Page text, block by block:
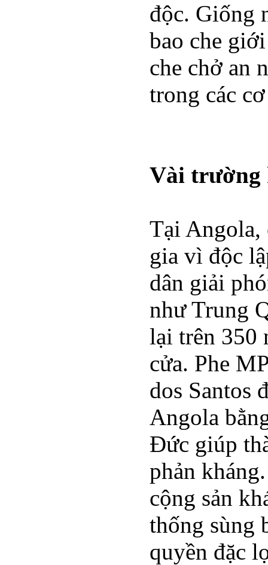
độc. Giống
bao che
che chở an
trong các
Vài trường
Tại Angola,
gia vì độc
dân giải
như Trung
lại trên 350
cửa. Phe
dos Santos
Angola
Đức giúp
phản
cộng sản
thống sùng
quyền đặc